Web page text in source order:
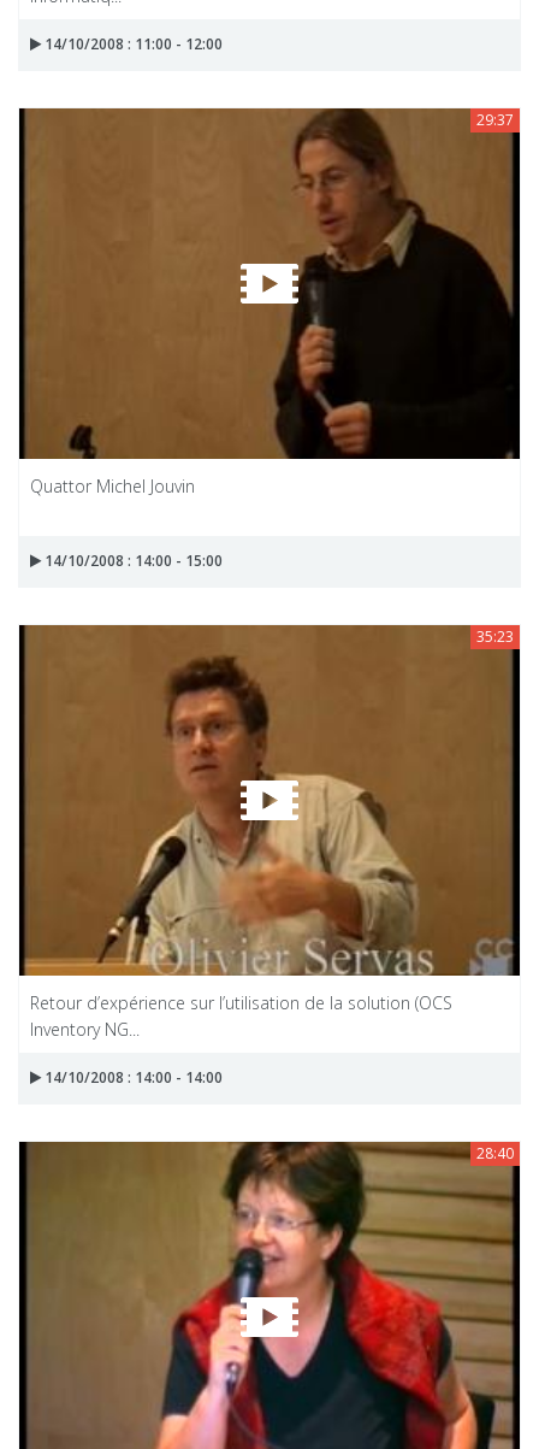
14/10/2008 : 11:00 - 12:00
29:37
Quattor Michel Jouvin
14/10/2008 : 14:00 - 15:00
35:23
Retour d’expérience sur l’utilisation de la solution (OCS
Inventory NG...
14/10/2008 : 14:00 - 14:00
28:40